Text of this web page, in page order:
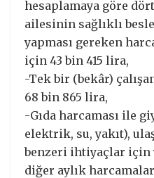
hesaplamaya göre
ailesinin sağlıklı
yapması gereken
için 43 bin 415 lira,
-Tek bir (bekâr)
68 bin 865 lira,
-Gıda harcaması ile
elektrik, su, yakıt),
benzeri ihtiyaçlar için
diğer aylık